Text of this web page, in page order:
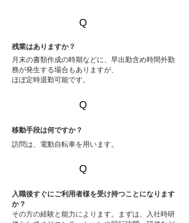
Q
残業はありますか？
月末の書類作成の時期などに、早出勤含め時間外勤
務が発生する場合もありますが、
ほぼ定時退勤可能です。
Q
移動手段は何ですか？
訪問は、電動自転車を用います。
Q
入職後すぐにご利用者様を受け持つことになります
か？
その方の経験と能力によります。まずは、入社時研